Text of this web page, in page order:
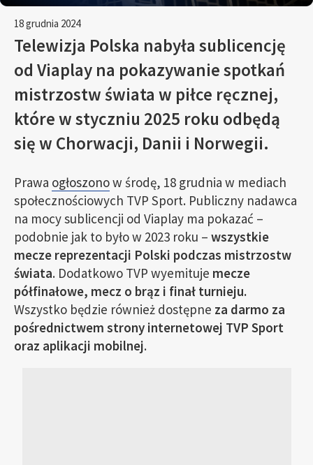
18 grudnia 2024
Telewizja Polska nabyła sublicencję
od Viaplay na pokazywanie spotkań
mistrzostw świata w piłce ręcznej,
które w styczniu 2025 roku odbędą
się w Chorwacji, Danii i Norwegii.
Prawa ogłoszonow środę, 18 grudnia w mediach
społecznościowych TVP Sport. Publiczny nadawca
na mocy sublicencji od Viaplay ma pokazać –
podobnie jak to było w 2023 roku – wszystkie
mecze reprezentacji Polski podczas mistrzostw
świata. Dodatkowo TVP wyemituje mecze
półfinałowe, mecz o brąz i finał turnieju.
Wszystko będzie również dostępne za darmo za
pośrednictwem strony internetowej TVP Sport
oraz aplikacji mobilnej.